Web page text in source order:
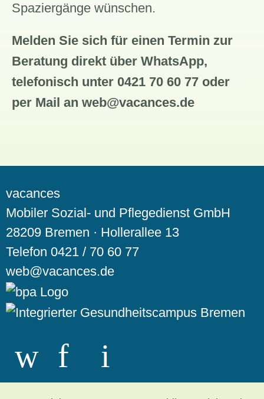
Spaziergänge wünschen.
Melden Sie sich für einen Termin zur
Beratung direkt über WhatsApp,
telefonisch unter 0421 70 60 77 oder
per Mail an web@vacances.de
vacances
Mobiler Sozial- und Pflegedienst GmbH
28209 Bremen · Hollerallee 13
Telefon 0421 / 70 60 77
web@vacances.de